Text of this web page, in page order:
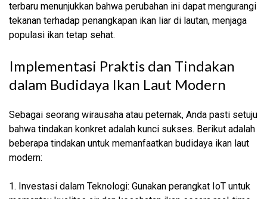
terbaru menunjukkan bahwa perubahan ini dapat mengurangi
tekanan terhadap penangkapan ikan liar di lautan, menjaga
populasi ikan tetap sehat.
Implementasi Praktis dan Tindakan
dalam Budidaya Ikan Laut Modern
Sebagai seorang wirausaha atau peternak, Anda pasti setuju
bahwa tindakan konkret adalah kunci sukses. Berikut adalah
beberapa tindakan untuk memanfaatkan budidaya ikan laut
modern:
1. Investasi dalam Teknologi: Gunakan perangkat IoT untuk